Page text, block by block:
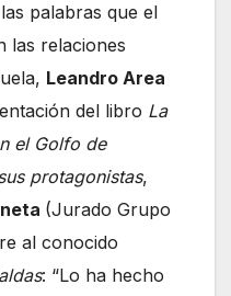
palabras que el
las relaciones
Leandro Area
del libro La
el Golfo de
protagonistas,
(Jurado Grupo
al conocido
: “Lo ha hecho